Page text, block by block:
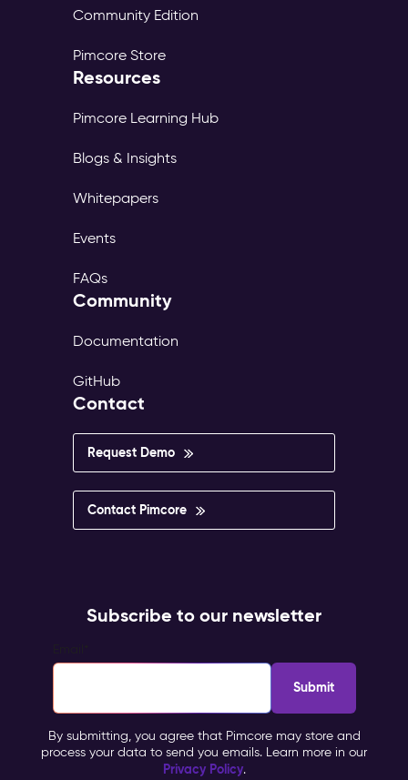
Community Edition
Pimcore Store
Resources
Pimcore Learning Hub
Blogs & Insights
Whitepapers
Events
FAQs
Community
Documentation
GitHub
Contact
Request Demo
Contact Pimcore
Subscribe to our newsletter
By submitting, you agree that Pimcore may store and
process your data to send you emails. Learn more in our
Privacy Policy.